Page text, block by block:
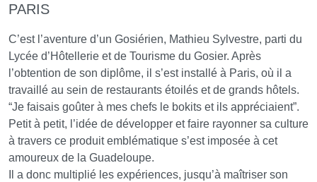
PARIS
C’est l’aventure d’un Gosiérien, Mathieu Sylvestre, parti du
Lycée d’Hôtellerie et de Tourisme du Gosier. Après
l’obtention de son diplôme, il s’est installé à Paris, où il a
travaillé au sein de restaurants étoilés et de grands hôtels.
“Je faisais goûter à mes chefs le bokits et ils appréciaient”.
Petit à petit, l’idée de développer et faire rayonner sa culture
à travers ce produit emblématique s’est imposée à cet
amoureux de la Guadeloupe.
Il a donc multiplié les expériences, jusqu’à maîtriser son